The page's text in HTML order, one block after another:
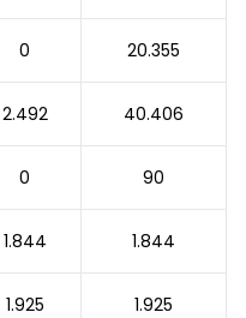
0 20.355
2.492 40.406
0 90
1.844 1.844
1.925 1.925